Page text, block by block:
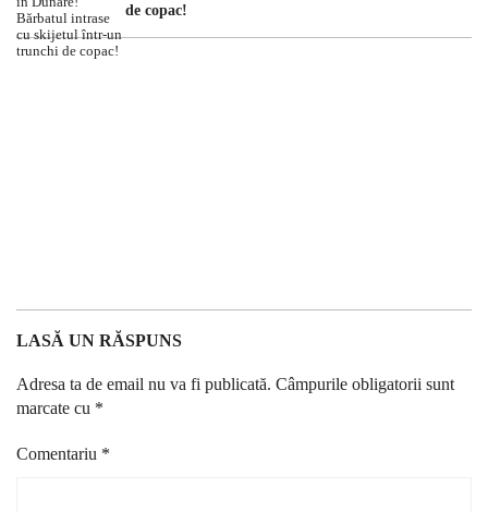
de copac!
LASĂ UN RĂSPUNS
Adresa ta de email nu va fi publicată. Câmpurile obligatorii sunt
marcate cu *
Comentariu *